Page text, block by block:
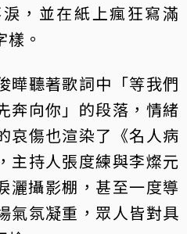
，並在紙上瘋狂寫滿
樣。
曄聽著歌詞中「等我們
奔向你」的段落，情緒
哀傷也渲染了《名人病
主持人張度練與李燦元
灑攝影棚，甚至一度導
氣氛凝重，眾人皆對具